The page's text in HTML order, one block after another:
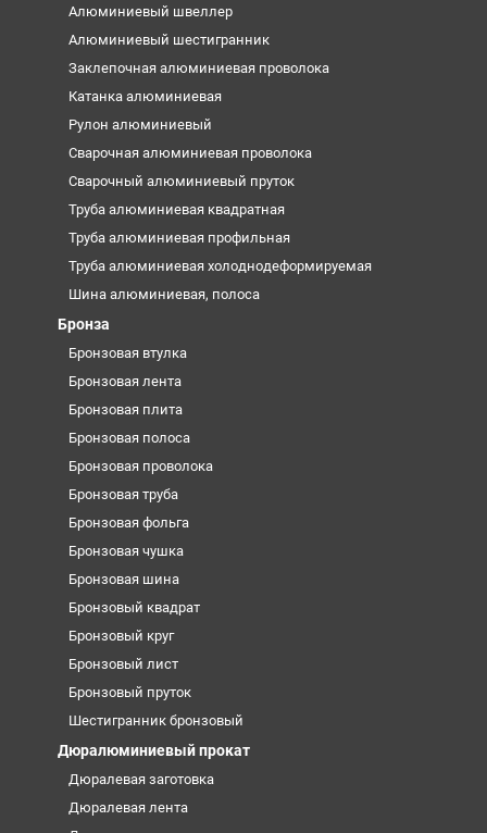
Алюминиевый швеллер
Алюминиевый шестигранник
Заклепочная алюминиевая проволока
Катанка алюминиевая
Рулон алюминиевый
Сварочная алюминиевая проволока
Сварочный алюминиевый пруток
Труба алюминиевая квадратная
Труба алюминиевая профильная
Труба алюминиевая холоднодеформируемая
Шина алюминиевая, полоса
Бронза
Бронзовая втулка
Бронзовая лента
Бронзовая плита
Бронзовая полоса
Бронзовая проволока
Бронзовая труба
Бронзовая фольга
Бронзовая чушка
Бронзовая шина
Бронзовый квадрат
Бронзовый круг
Бронзовый лист
Бронзовый пруток
Шестигранник бронзовый
Дюралюминиевый прокат
Дюралевая заготовка
Дюралевая лента